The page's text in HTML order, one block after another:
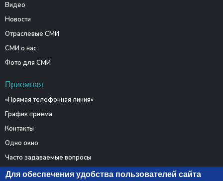
Видео
Новости
Отраслевые СМИ
СМИ о нас
Фото для СМИ
Приемная
«Прямая телефонная линия»
График приема
Контакты
Одно окно
Часто задаваемые вопросы
Электронные обращения
Для обеспечения удобства пользователей сайта